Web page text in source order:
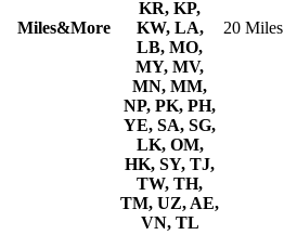
Miles&More
KR, KP,
KW, LA,
LB, MO,
MY, MV,
MN, MM,
NP, PK, PH,
YE, SA, SG,
LK, OM,
HK, SY, TJ,
TW, TH,
TM, UZ, AE,
VN, TL
20 Miles